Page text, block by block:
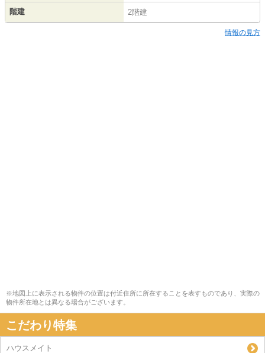
階建 2階建
情報の見方
※地図上に表示される物件の位置は付近住所に所在することを表すものであり、実際の
物件所在地とは異なる場合がございます。
こだわり特集
ハウスメイト